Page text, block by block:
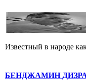
Известный в народе
БЕНДЖАМИН